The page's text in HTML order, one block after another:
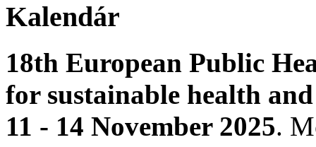
Kalendár
18th European Public
for sustainable health
11 - 14 November 2025.